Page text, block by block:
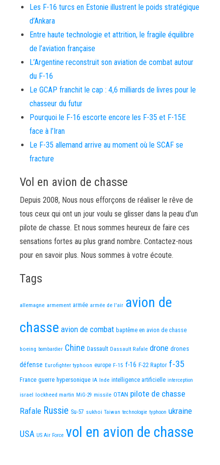
Les F-16 turcs en Estonie illustrent le poids stratégique
d’Ankara
Entre haute technologie et attrition, le fragile équilibre
de l’aviation française
L’Argentine reconstruit son aviation de combat autour
du F-16
Le GCAP franchit le cap : 4,6 milliards de livres pour le
chasseur du futur
Pourquoi le F-16 escorte encore les F-35 et F-15E
face à l’Iran
Le F-35 allemand arrive au moment où le SCAF se
fracture
Vol en avion de chasse
Depuis 2008, Nous nous efforçons de réaliser le rêve de
tous ceux qui ont un jour voulu se glisser dans la peau d’un
pilote de chasse. Et nous sommes heureux de faire ces
sensations fortes au plus grand nombre. Contactez-nous
pour en savoir plus. Nous sommes à votre écoute.
Tags
allemagne armement armée armée de l'air avion de
chasse avion de combat baptême en avion de chasse
boeing bombardier Chine Dassault Dassault Rafale drone drones
défense Eurofighter typhoon europe F-15 f-16 F-22 Raptor f-35
France guerre hypersonique IA Inde intelligence artificielle interception
israel lockheed martin MiG-29 missile OTAN pilote de chasse
Rafale Russie Su-57 sukhoi Taiwan technologie typhoon ukraine
USA US Air Force vol en avion de chasse